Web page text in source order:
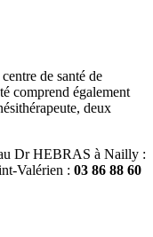
de santé de
comprend également
deux
Dr HEBRAS à Nailly :
Valérien : 03 86 88 60